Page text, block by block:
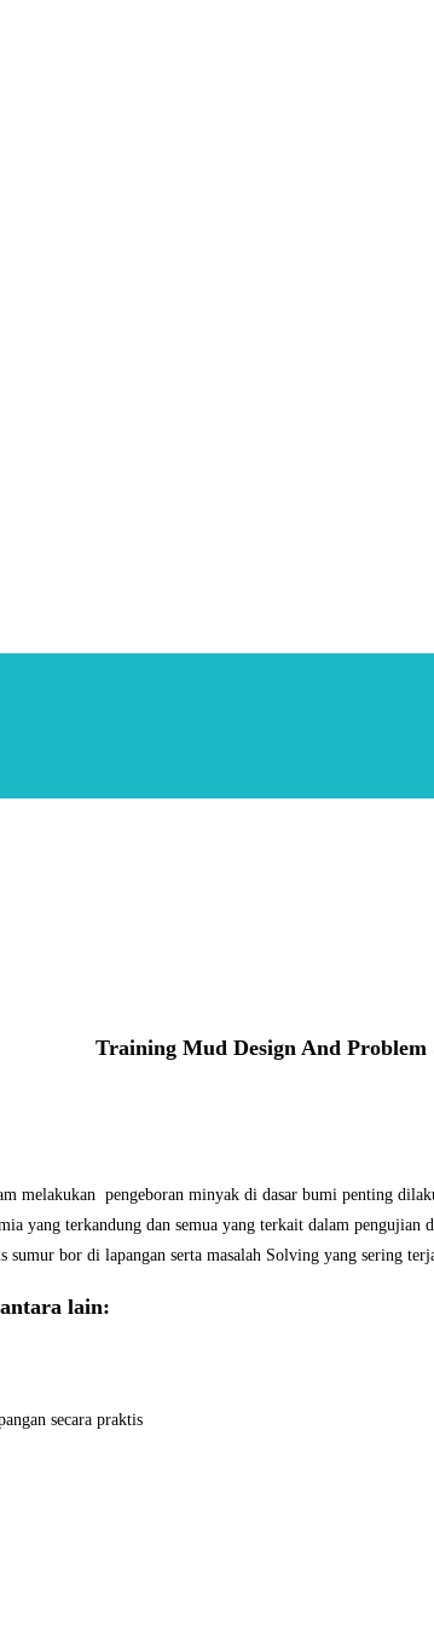
Training Mud Design And Problem
melakukan pengeboran minyak di dasar bumi penting
yang terkandung dan semua yang terkait dalam
bor di lapangan serta masalah Solving yang sering
lain:
secara praktis